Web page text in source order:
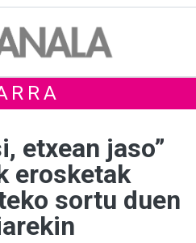
etxean jaso”
erosketak
sortu duen